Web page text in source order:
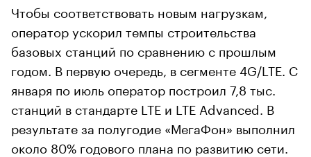
Чтобы соответствовать новым нагрузкам,
оператор ускорил темпы строительства
базовых станций по сравнению с прошлым
годом. В первую очередь, в сегменте 4G/LTE. С
января по июль оператор построил 7,8 тыс.
станций в стандарте LTE и LTE Advanced. В
результате за полугодие «МегаФон» выполнил
около 80% годового плана по развитию сети.